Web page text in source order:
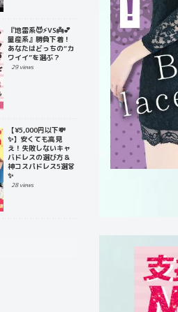
『地雷系😈⚡️VS👼💕
量産系』勝負下着！
あなたはどっちの“カ
ワイイ”を選ぶ？
29 views
【¥5,000円以下💸
✨】安くても高見
え！失敗しないキャ
バドレスの選び方＆
神コスパドレス5選👗
✨
28 views